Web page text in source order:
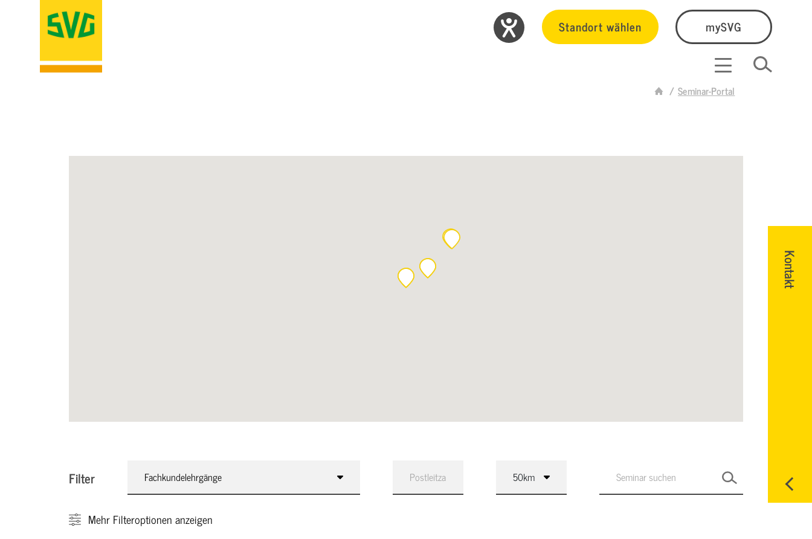
Standort wählen mySVG
Seminar-Portal
Kontakt
Filter Fachkundelehrgänge
Mehr Filteroptionen anzeigen